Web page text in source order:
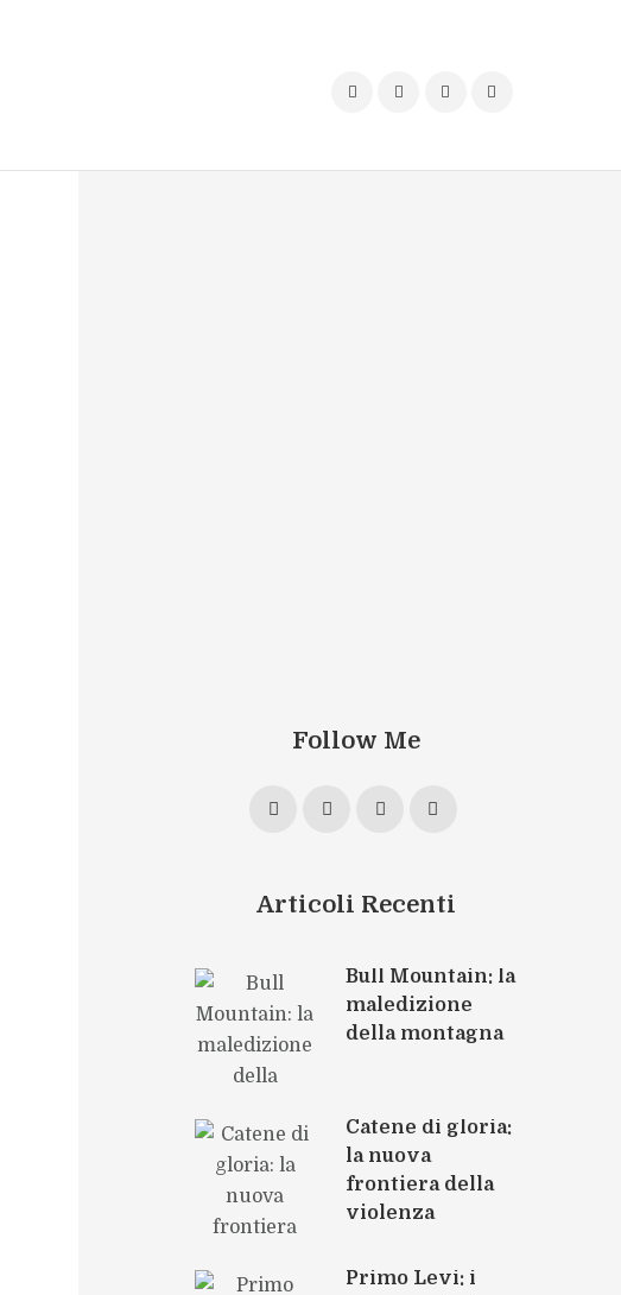
Follow Me
Articoli Recenti
Bull Mountain: la
maledizione
della montagna
Catene di gloria:
la nuova
frontiera della
violenza
Primo Levi: i